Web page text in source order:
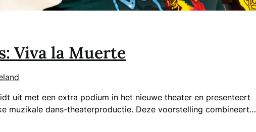
Viva la Muerte
uit met een extra podium in het nieuwe theater en presenteert
muzikale dans-theaterproductie. Deze voorstelling combineert…